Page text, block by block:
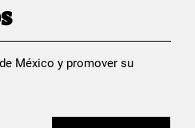
México y promover su